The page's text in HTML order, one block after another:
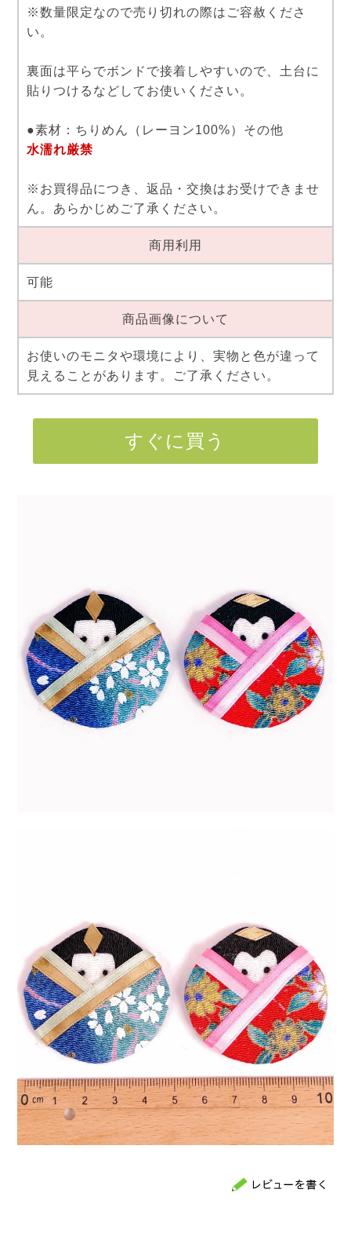
※数量限定なので売り切れの際はご容赦くださ
い。
裏面は平らでボンドで接着しやすいので、土台に
貼りつけるなどしてお使いください。
●素材：ちりめん（レーヨン100%）その他
水濡れ厳禁
※お買得品につき、返品・交換はお受けできませ
ん。あらかじめご了承ください。
商用利用
可能
商品画像について
お使いのモニタや環境により、実物と色が違って
見えることがあります。ご了承ください。
すぐに買う